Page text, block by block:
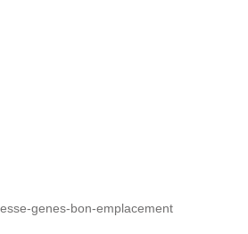
genes-bon-emplacement